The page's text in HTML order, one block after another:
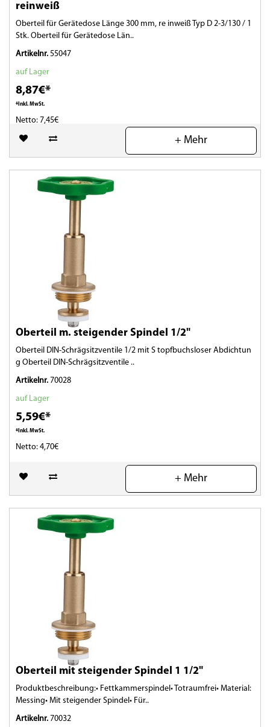
reinweiß
Oberteil für Gerätedose Länge 300 mm, re inweiß Typ D 2-3/130 / 1
Stk. Oberteil für Gerätedose Län..
Artikelnr. 55047
auf Lager
8,87€*
*Inkl. MwSt.
Netto: 7,45€
(0)
+ Mehr
Oberteil m. steigender Spindel 1/2"
Oberteil DIN-Schrägsitzventile 1/2 mit S topfbuchsloser Abdichtun
g Oberteil DIN-Schrägsitzventile ..
Artikelnr. 70028
auf Lager
5,59€*
*Inkl. MwSt.
Netto: 4,70€
(0)
+ Mehr
Oberteil mit steigender Spindel 1 1/2"
Produktbeschreibung:• Fettkammerspindel• Totraumfrei• Material:
Messing• Mit steigender Spindel• Für..
Artikelnr. 70032